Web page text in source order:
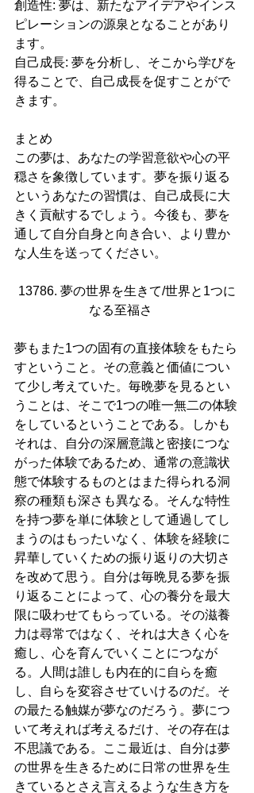
創造性: 夢は、新たなアイデアやインス
ピレーションの源泉となることがあり
ます。
自己成長: 夢を分析し、そこから学びを
得ることで、自己成長を促すことがで
きます。
まとめ
この夢は、あなたの学習意欲や心の平
穏さを象徴しています。夢を振り返る
というあなたの習慣は、自己成長に大
きく貢献するでしょう。今後も、夢を
通して自分自身と向き合い、より豊か
な人生を送ってください。
13786. 夢の世界を生きて/世界と1つに
なる至福さ
夢もまた1つの固有の直接体験をもたら
すということ。その意義と価値につい
て少し考えていた。毎晩夢を見るとい
うことは、そこで1つの唯一無二の体験
をしているということである。しかも
それは、自分の深層意識と密接につな
がった体験であるため、通常の意識状
態で体験するものとはまた得られる洞
察の種類も深さも異なる。そんな特性
を持つ夢を単に体験として通過してし
まうのはもったいなく、体験を経験に
昇華していくための振り返りの大切さ
を改めて思う。自分は毎晩見る夢を振
り返ることによって、心の養分を最大
限に吸わせてもらっている。その滋養
力は尋常ではなく、それは大きく心を
癒し、心を育んでいくことにつなが
る。人間は誰しも内在的に自らを癒
し、自らを変容させていけるのだ。そ
の最たる触媒が夢なのだろう。夢につ
いて考えれば考えるだけ、その存在は
不思議である。ここ最近は、自分は夢
の世界を生きるために日常の世界を生
きているとさえ言えるような生き方を